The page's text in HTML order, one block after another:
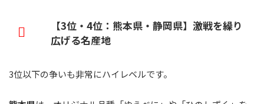
【3位・4位：熊本県・静岡県】激戦を繰り
広げる名産地
3位以下の争いも非常にハイレベルです。